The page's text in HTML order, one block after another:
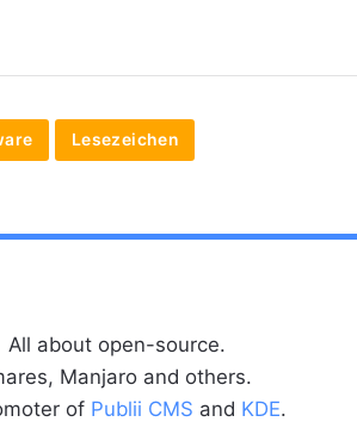
Lesezeichen
about open-source.
Manjaro and others.
of Publii CMS and KDE.